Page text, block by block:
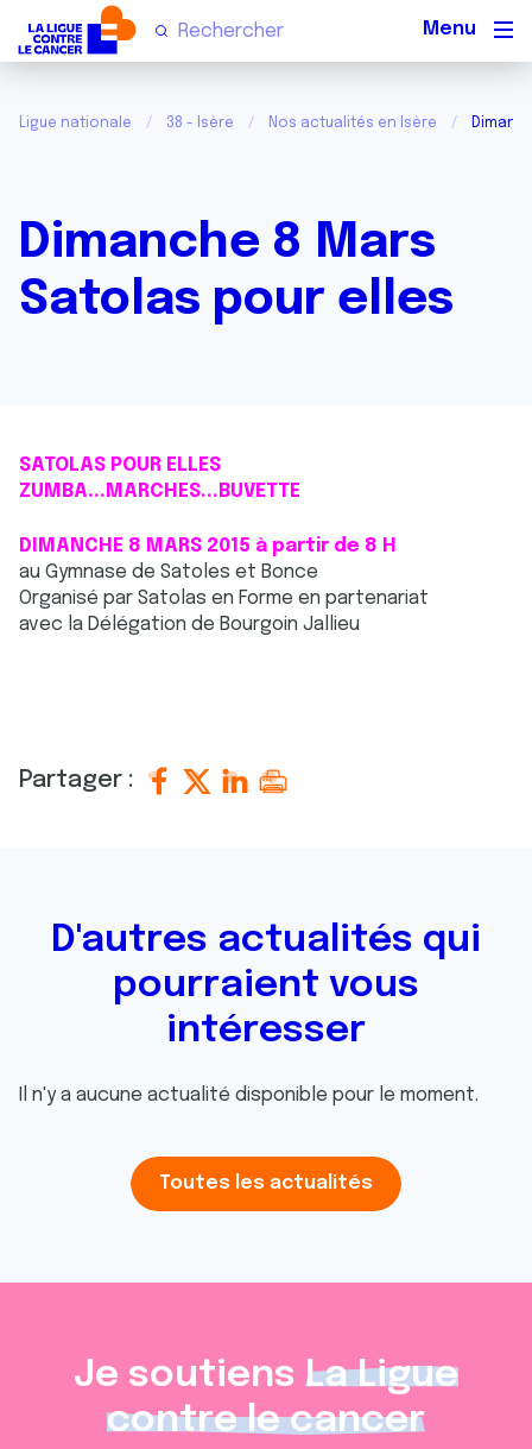
Ligue nationale 38 - Isère Nos actualités en Isère
Dimanche 8 Mars
Satolas pour elles
SATOLAS POUR ELLES
ZUMBA...MARCHES...BUVETTE
DIMANCHE 8 MARS 2015 à partir de 8 H
au Gymnase de Satoles et Bonce
Organisé par Satolas en Forme en partenariat
avec la Délégation de Bourgoin Jallieu
Partager :
D'autres actualités qui
pourraient vous
intéresser
Il n'y a aucune actualité disponible pour le moment.
Toutes les actualités
Je soutiens La Ligue
contre le cancer